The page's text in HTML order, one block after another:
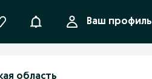
УведомленияВаш профиль